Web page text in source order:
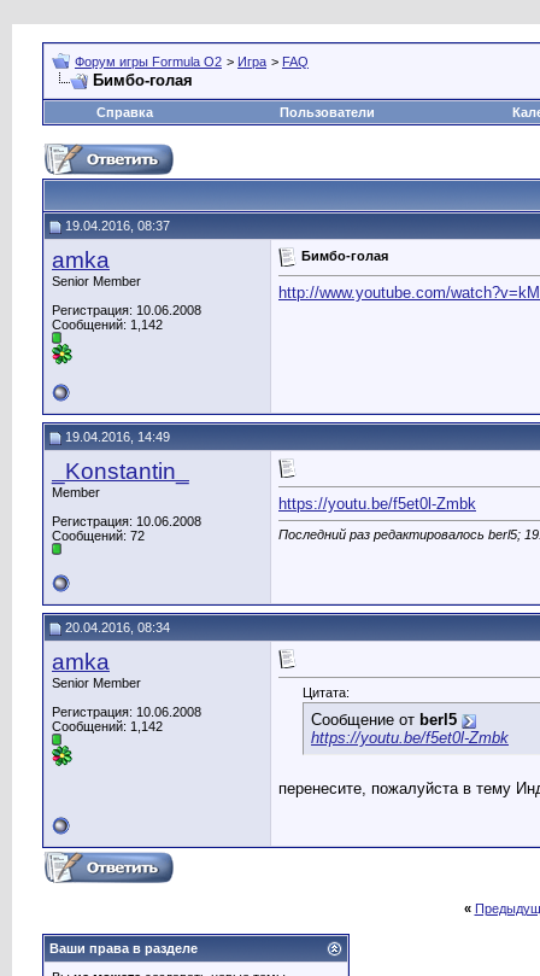
Форум игры Formula O2 > Игра > FAQ
Бимбо-голая
Справка Пользователи
19.04.2016, 08:37
amka
Senior Member
Регистрация: 10.06.2008
Сообщений: 1,142
Бимбо-голая
http://www.youtube.com/
19.04.2016, 14:49
_Konstantin_
Member
Регистрация: 10.06.2008
Сообщений: 72
https://youtu.be/f5et0l-Zmbk
Последний раз редактировалось berl5;
20.04.2016, 08:34
amka
Senior Member
Регистрация: 10.06.2008
Сообщений: 1,142
Цитата:
Сообщение от berl5
https://youtu.be/f5et0l-Zmbk
перенесите, пожалуйста в тему
«
Ваши права в разделе